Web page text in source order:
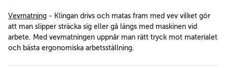
Vevmatning - Klingan drivs och matas fram med vev vilket gör
att man slipper sträcka sig eller gå längs med maskinen vid
arbete. Med vevmatningen uppnår man rätt tryck mot materialet
och bästa ergonomiska arbetsställning.